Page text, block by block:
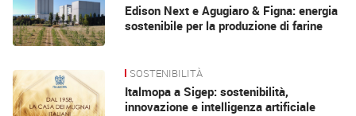
Edison Next e Agugiaro & Figna: energia
sostenibile per la produzione di farine
SOSTENIBILITÀ
Italmopa a Sigep: sostenibilità,
innovazione e intelligenza artificiale